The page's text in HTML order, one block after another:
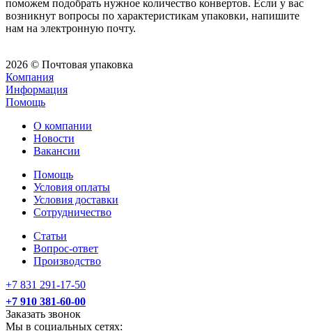
поможем подобрать нужное количество конвертов. Если у вас
возникнут вопросы по характеристикам упаковки, напишите
нам на электронную почту.
2026 © Почтовая упаковка
Компания
Информация
Помощь
О компании
Новости
Вакансии
Помощь
Условия оплаты
Условия доставки
Сотрудничество
Статьи
Вопрос-ответ
Производство
+7 831 291-17-50
+7 910 381-60-00
Заказать звонок
Мы в социальных сетях: